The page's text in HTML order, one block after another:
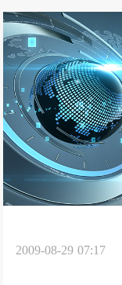
2009-08-29 07:17